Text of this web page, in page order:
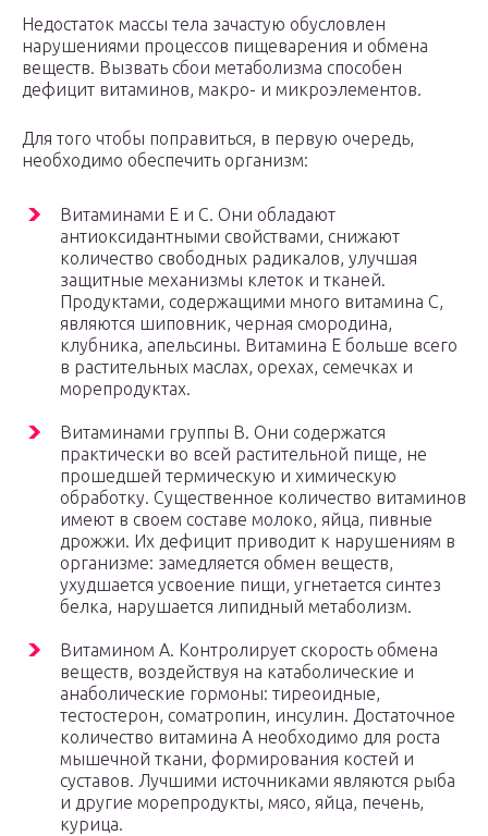
Недостаток массы тела зачастую обусловлен
нарушениями процессов пищеварения и обмена
веществ. Вызвать сбои метаболизма способен
дефицит витаминов, макро- и микроэлементов.
Для того чтобы поправиться, в первую очередь,
необходимо обеспечить организм:
Витаминами Е и С. Они обладают
антиоксидантными свойствами, снижают
количество свободных радикалов, улучшая
защитные механизмы клеток и тканей.
Продуктами, содержащими много витамина С,
являются шиповник, черная смородина,
клубника, апельсины. Витамина Е больше всего
в растительных маслах, орехах, семечках и
морепродуктах.
Витаминами группы В. Они содержатся
практически во всей растительной пище, не
прошедшей термическую и химическую
обработку. Существенное количество витаминов
имеют в своем составе молоко, яйца, пивные
дрожжи. Их дефицит приводит к нарушениям в
организме: замедляется обмен веществ,
ухудшается усвоение пищи, угнетается синтез
белка, нарушается липидный метаболизм.
Витамином А. Контролирует скорость обмена
веществ, воздействуя на катаболические и
анаболические гормоны: тиреоидные,
тестостерон, соматропин, инсулин. Достаточное
количество витамина А необходимо для роста
мышечной ткани, формирования костей и
суставов. Лучшими источниками являются рыба
и другие морепродукты, мясо, яйца, печень,
курица.